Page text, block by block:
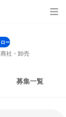
ー
社・卸売
募集一覧